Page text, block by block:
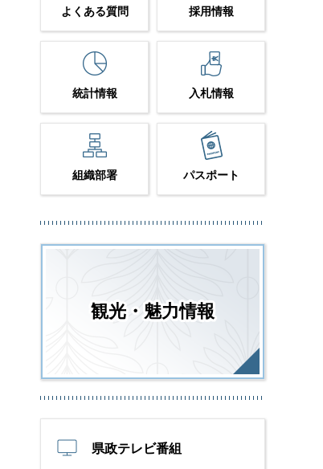
よくある質問 採用情報
統計情報 入札情報
組織部署 パスポート
観光・魅力情報
県政テレビ番組